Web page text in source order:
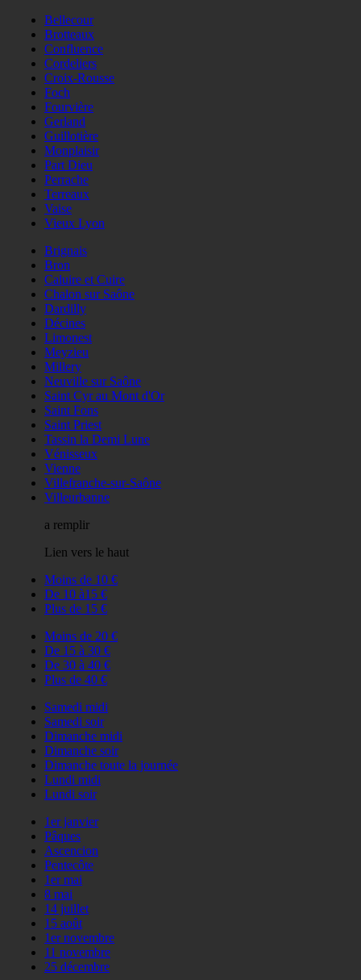
Bellecour
Brotteaux
Confluence
Cordeliers
Croix-Rousse
Foch
Fourvière
Gerland
Guillotière
Monplaisir
Part Dieu
Perrache
Terreaux
Vaise
Vieux Lyon
Brignais
Bron
Caluire et Cuire
Chalon sur Saône
Dardilly
Décines
Limonest
Meyzieu
Millery
Neuville sur Saône
Saint Cyr au Mont d'Or
Saint Fons
Saint Priest
Tassin la Demi Lune
Vénisseux
Vienne
Villefranche-sur-Saône
Villeurbanne
a remplir
Lien vers le haut
Moins de 10 €
De 10 à15 €
Plus de 15 €
Moins de 20 €
De 15 à 30 €
De 30 à 40 €
Plus de 40 €
Samedi midi
Samedi soir
Dimanche midi
Dimanche soir
Dimanche toute la journée
Lundi midi
Lundi soir
1er janvier
Pâques
Ascencion
Pentecôte
1er mai
8 mai
14 juillet
15 août
1er novembre
11 novembre
25 décembre